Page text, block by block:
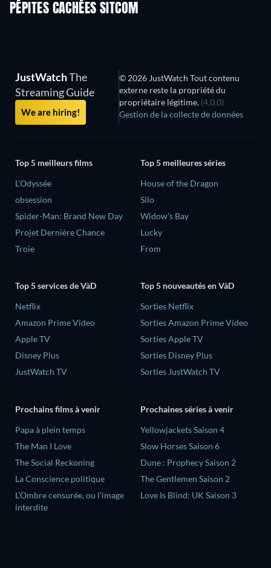
PÉPITES CACHÉES SITCOM
Série
JustWatchThe
Streaming Guide
We are hiring!
© 2026 JustWatch Tout contenu
externe reste la propriété du
propriétaire légitime. (4.0.0)
Gestion de la collecte de données
Top 5 meilleurs films
L'Odyssée
obsession
Spider-Man: Brand New Day
Projet Dernière Chance
Troie
Top 5 meilleures séries
House of the Dragon
Silo
Widow’s Bay
Lucky
From
Top 5 services de VàD
Netflix
Amazon Prime Video
Apple TV
Disney Plus
JustWatch TV
Top 5 nouveautés en VàD
Sorties Netflix
Sorties Amazon Prime Video
Sorties Apple TV
Sorties Disney Plus
Sorties JustWatch TV
Prochains films à venir
‎Papa à plein temps
The Man I Love
The Social Reckoning
La Conscience politique
L'Ombre censurée, ou l'image
interdite
Prochaines séries à venir
Yellowjackets Saison 4
Slow Horses Saison 6
Dune : Prophecy Saison 2
The Gentlemen Saison 2
Love Is Blind: UK Saison 3